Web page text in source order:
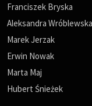
Franciszek Bryska
Aleksandra Wróblewska
Marek Jerzak
Erwin Nowak
Marta Maj
Hubert Śnieżek